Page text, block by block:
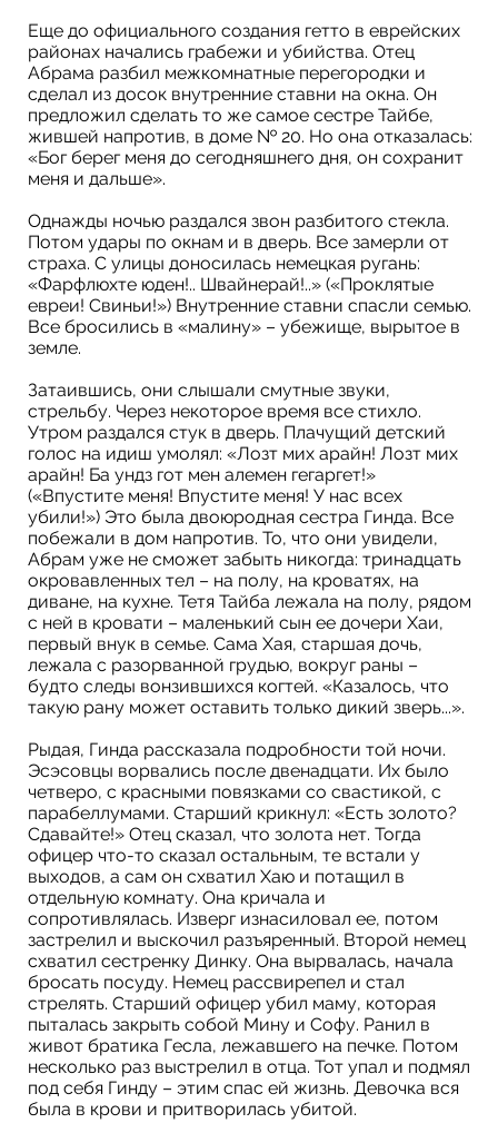
Еще до официального создания гетто в еврейских
районах начались грабежи и убийства. Отец
Абрама разбил межкомнатные перегородки и
сделал из досок внутренние ставни на окна. Он
предложил сделать то же самое сестре Тайбе,
жившей напротив, в доме № 20. Но она отказалась:
«Бог берег меня до сегодняшнего дня, он сохранит
меня и дальше».
Однажды ночью раздался звон разбитого стекла.
Потом удары по окнам и в дверь. Все замерли от
страха. С улицы доносилась немецкая ругань:
«Фарфлюхте юден!.. Швайнерай!..» («Проклятые
евреи! Свиньи!») Внутренние ставни спасли семью.
Все бросились в «малину» – убежище, вырытое в
земле.
Затаившись, они слышали смутные звуки,
стрельбу. Через некоторое время все стихло.
Утром раздался стук в дверь. Плачущий детский
голос на идиш умолял: «Лозт мих арайн! Лозт мих
арайн! Ба ундз гот мен алемен гегаргет!»
(«Впустите меня! Впустите меня! У нас всех
убили!») Это была двоюродная сестра Гинда. Все
побежали в дом напротив. То, что они увидели,
Абрам уже не сможет забыть никогда: тринадцать
окровавленных тел – на полу, на кроватях, на
диване, на кухне. Тетя Тайба лежала на полу, рядом
с ней в кровати – маленький сын ее дочери Хаи,
первый внук в семье. Сама Хая, старшая дочь,
лежала с разорванной грудью, вокруг раны –
будто следы вонзившихся когтей. «Казалось, что
такую рану может оставить только дикий зверь...».
Рыдая, Гинда рассказала подробности той ночи.
Эсэсовцы ворвались после двенадцати. Их было
четверо, с красными повязками со свастикой, с
парабеллумами. Старший крикнул: «Есть золото?
Сдавайте!» Отец сказал, что золота нет. Тогда
офицер что-то сказал остальным, те встали у
выходов, а сам он схватил Хаю и потащил в
отдельную комнату. Она кричала и
сопротивлялась. Изверг изнасиловал ее, потом
застрелил и выскочил разъяренный. Второй немец
схватил сестренку Динку. Она вырвалась, начала
бросать посуду. Немец рассвирепел и стал
стрелять. Старший офицер убил маму, которая
пыталась закрыть собой Мину и Софу. Ранил в
живот братика Гесла, лежавшего на печке. Потом
несколько раз выстрелил в отца. Тот упал и подмял
под себя Гинду – этим спас ей жизнь. Девочка вся
была в крови и притворилась убитой.